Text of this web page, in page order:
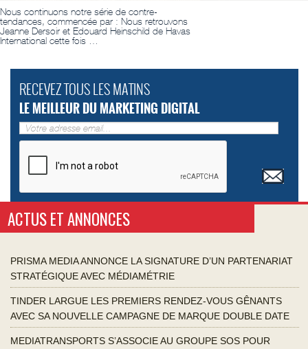
Nous continuons notre série de contre-
tendances, commencée par : Nous retrouvons
Jeanne Dersoir et Edouard Heinschild de Havas
International cette fois …
RECEVEZ TOUS LES MATINS
LE MEILLEUR DU MARKETING DIGITAL
ACTUS ET ANNONCES
PRISMA MEDIA ANNONCE LA SIGNATURE D’UN PARTENARIAT
STRATÉGIQUE AVEC MÉDIAMÉTRIE
TINDER LARGUE LES PREMIERS RENDEZ-VOUS GÊNANTS
AVEC SA NOUVELLE CAMPAGNE DE MARQUE DOUBLE DATE
MEDIATRANSPORTS S’ASSOCIE AU GROUPE SOS POUR